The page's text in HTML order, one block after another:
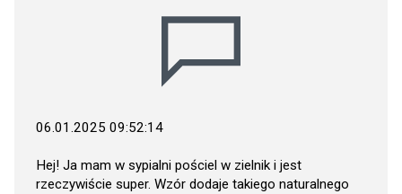
06.01.2025 09:52:14
Hej! Ja mam w sypialni pościel w zielnik i jest
rzeczywiście super. Wzór dodaje takiego naturalnego